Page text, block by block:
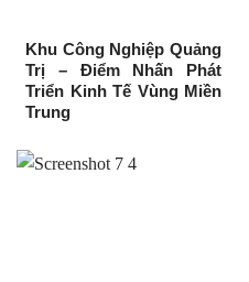
Khu Công Nghiệp Quảng
Trị – Điểm Nhấn Phát
Triển Kinh Tế Vùng Miền
Trung